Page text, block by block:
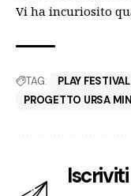
Vi ha incuriosito
TAG: PLAY
PROGETTO URSA